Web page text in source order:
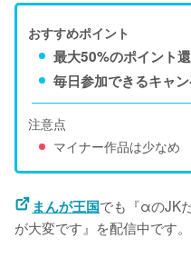
おすすめポイント
最大50%のポイント
毎日参加できるキャ
注意点
マイナー作品は少なめ
まんが王国でも『αのJK
が大変です』を配信中です。